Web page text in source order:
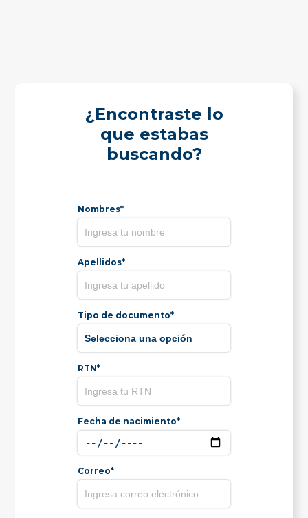
¿Encontraste lo
que estabas
buscando?
Nombres*
Apellidos*
Tipo de documento*
RTN*
Fecha de nacimiento*
Correo*